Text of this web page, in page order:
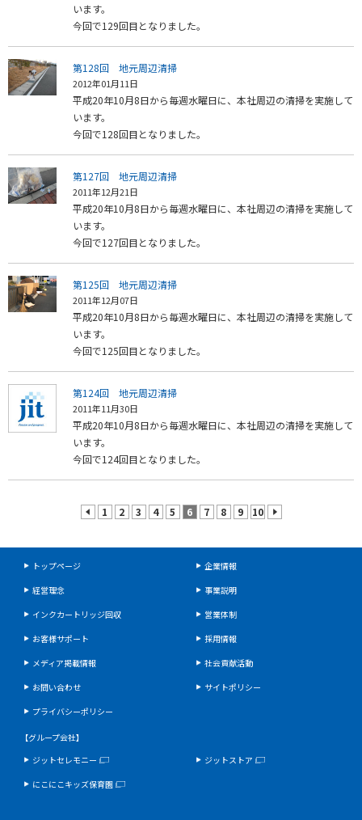
います。
今回で129回目となりました。
第128回 地元周辺清掃
2012年01月11日
平成20年10月8日から毎週水曜日に、本社周辺の清掃を実施して
います。
今回で128回目となりました。
第127回 地元周辺清掃
2011年12月21日
平成20年10月8日から毎週水曜日に、本社周辺の清掃を実施して
います。
今回で127回目となりました。
第125回 地元周辺清掃
2011年12月07日
平成20年10月8日から毎週水曜日に、本社周辺の清掃を実施して
います。
今回で125回目となりました。
第124回 地元周辺清掃
2011年11月30日
平成20年10月8日から毎週水曜日に、本社周辺の清掃を実施して
います。
今回で124回目となりました。
1 2 3 4 5 6 7 8 9
10
トップページ
企業情報
経営理念
事業説明
インクカートリッジ回収
営業体制
お客様サポート
採用情報
メディア掲載情報
社会貢献活動
お問い合わせ
サイトポリシー
プライバシーポリシー
【グループ会社】
ジットセレモニー
ジットストア
にこにこキッズ保育園